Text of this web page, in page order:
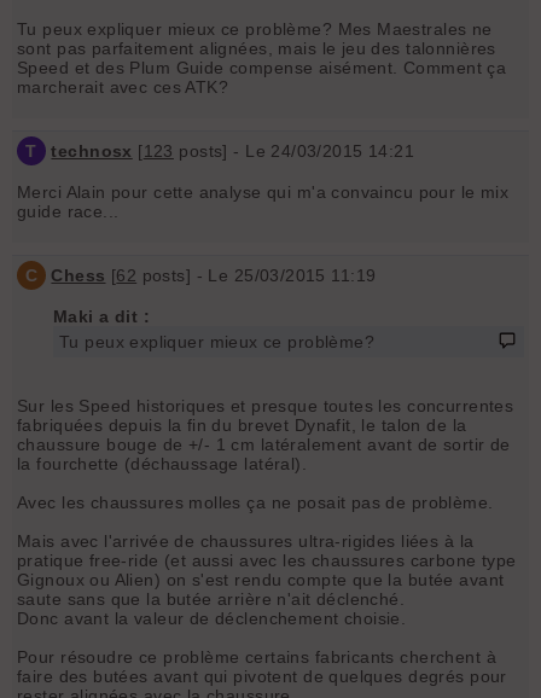
Tu peux expliquer mieux ce problème? Mes Maestrales ne
sont pas parfaitement alignées, mais le jeu des talonnières
Speed et des Plum Guide compense aisément. Comment ça
marcherait avec ces ATK?
T technosx [123 posts] - Le 24/03/2015 14:21
Merci Alain pour cette analyse qui m'a convaincu pour le mix
guide race...
C Chess [62 posts] - Le 25/03/2015 11:19
Maki a dit :
Tu peux expliquer mieux ce problème?
Sur les Speed historiques et presque toutes les concurrentes
fabriquées depuis la fin du brevet Dynafit, le talon de la
chaussure bouge de +/- 1 cm latéralement avant de sortir de
la fourchette (déchaussage latéral).
Avec les chaussures molles ça ne posait pas de problème.
Mais avec l'arrivée de chaussures ultra-rigides liées à la
pratique free-ride (et aussi avec les chaussures carbone type
Gignoux ou Alien) on s'est rendu compte que la butée avant
saute sans que la butée arrière n'ait déclenché.
Donc avant la valeur de déclenchement choisie.
Pour résoudre ce problème certains fabricants cherchent à
faire des butées avant qui pivotent de quelques degrés pour